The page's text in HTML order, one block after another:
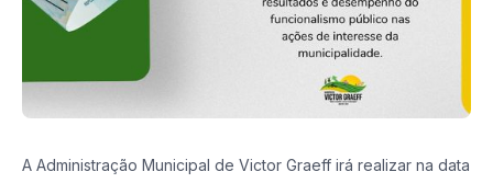
A Administração Municipal de Victor Graeff irá realizar na data